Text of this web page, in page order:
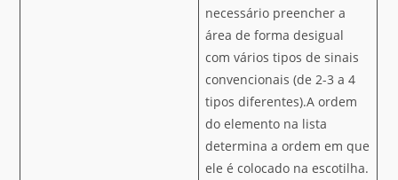
necessário preencher a
área de forma desigual
com vários tipos de sinais
convencionais (de 2-3 a 4
tipos diferentes).A ordem
do elemento na lista
determina a ordem em que
ele é colocado na escotilha.